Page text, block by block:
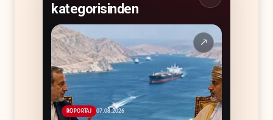
kategorisinden
↗
RÖPORTAJ 07.08.2026